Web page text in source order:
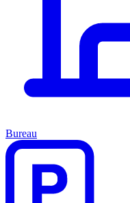
Bureau